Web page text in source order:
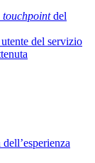
touchpointdel
del servizio